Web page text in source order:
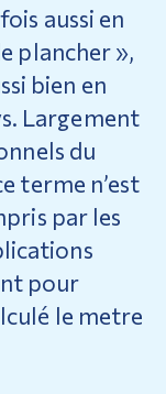
aussi en
plancher »,
bien en
Largement
du
terme n’est
par les
pour
le metre